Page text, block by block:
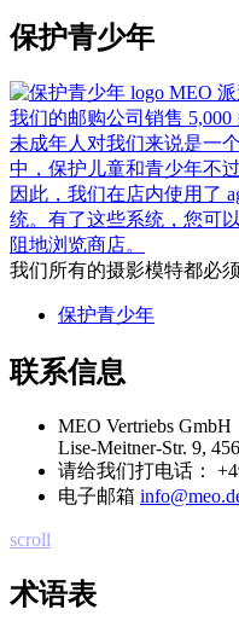
保护青少年
MEO
我们的邮购公司销售
未成年人对我们来说是一
中，保护儿童和青少年不
因此，我们在店内使用了
统。有了这些系统，您可
阻地浏览商店。
我们所有的摄影模特都必
保护青少年
联系信息
MEO Vertriebs GmbH
Lise-Meitner-Str. 9,
请给我们打电话：
电子邮箱
scroll
术语表